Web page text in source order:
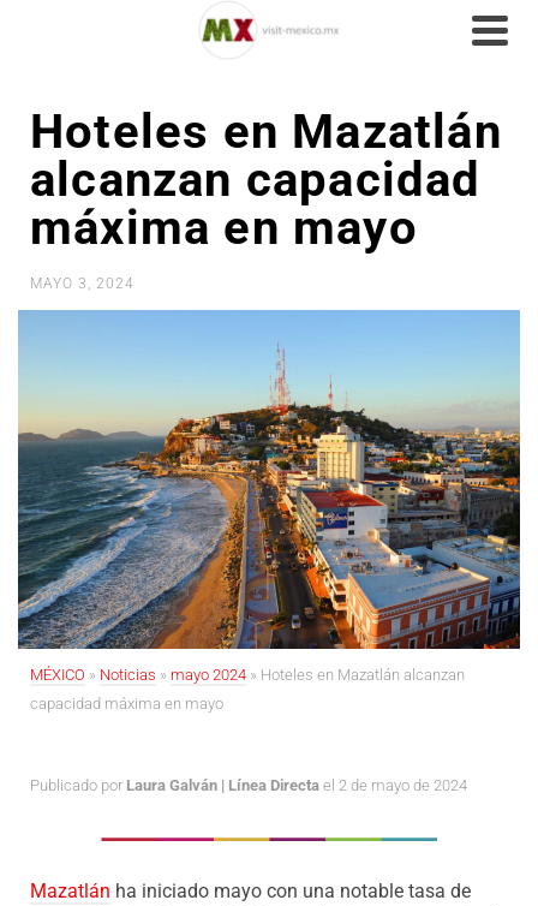
Hoteles en Mazatlán
alcanzan capacidad
máxima en mayo
MAYO 3, 2024
MÉXICO » Noticias » mayo 2024 » Hoteles en Mazatlán alcanzan
capacidad máxima en mayo
Publicado por Laura Galván | Línea Directa el 2 de mayo de 2024
Mazatlán ha iniciado mayo con una notable tasa de